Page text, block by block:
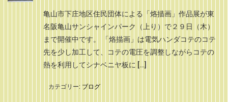
亀山市下庄地区住民団体による「烙描画」作品展が東
名阪亀山サンシャインパーク（上り）で２９日（木）
まで開催中です。 「烙描画」は電気ハンダコテのコテ
先を少し加工して、コテの電圧を調整しながらコテの
熱を利用してシナベニヤ板に […]
カテゴリー: ブログ